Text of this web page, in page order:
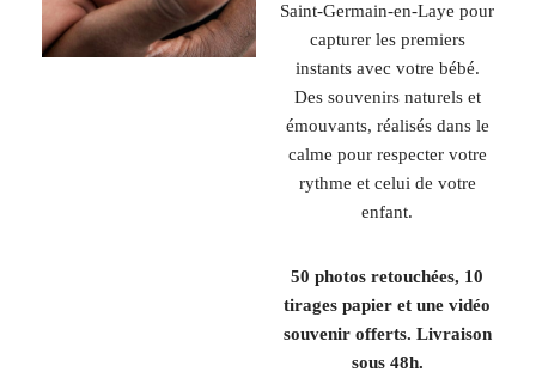
Saint-Germain-en-Laye pour
capturer les premiers
instants avec votre bébé.
Des souvenirs naturels et
émouvants, réalisés dans le
calme pour respecter votre
rythme et celui de votre
enfant.
50 photos retouchées, 10
tirages papier et une vidéo
souvenir offerts. Livraison
sous 48h.